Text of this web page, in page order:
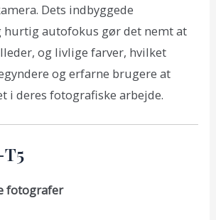
Dets indbyggede
hurtig autofokus gør det nemt at
og livlige farver, hvilket
og erfarne brugere at
i deres fotografiske arbejde.
fotografer